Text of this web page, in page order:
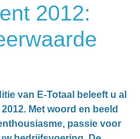
2012:
van E-Totaal beleeft u al
Met woord en beeld
passie voor